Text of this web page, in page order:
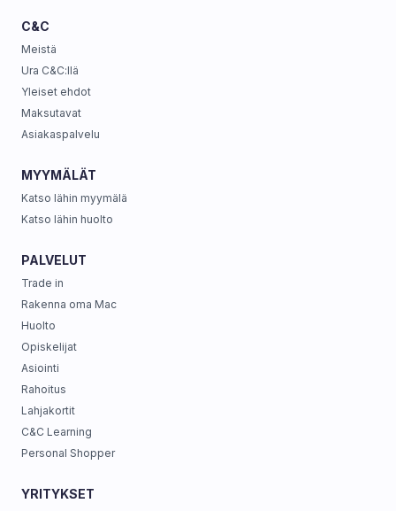
C&C
Meistä
Ura C&C:llä
Yleiset ehdot
Maksutavat
Asiakaspalvelu
MYYMÄLÄT
Katso lähin myymälä
Katso lähin huolto
PALVELUT
Trade in
Rakenna oma Mac
Huolto
Opiskelijat
Asiointi
Rahoitus
Lahjakortit
C&C Learning
Personal Shopper
YRITYKSET